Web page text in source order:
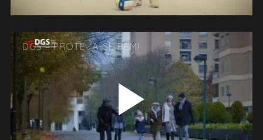
DGS – PROTEJA-SE BEM!